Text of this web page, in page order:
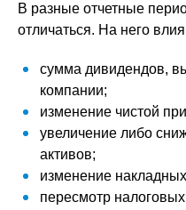
В разные отчетные
отличаться. На него
сумма дивидендов,
компании;
изменение чистой
увеличение либо
активов;
изменение
пересмотр налоговых